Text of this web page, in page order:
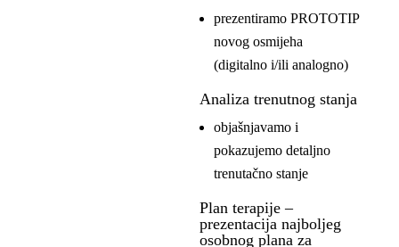
prezentiramo PROTOTIP
novog osmijeha
(digitalno i/ili analogno)
Analiza trenutnog stanja
objašnjavamo i
pokazujemo detaljno
trenutačno stanje
Plan terapije –
prezentacija najboljeg
osobnog plana za